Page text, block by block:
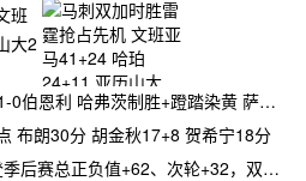
班
大2
恩利 哈弗茨制胜+蹬踏染黄 萨卡献助攻
布朗30分 胡金秋17+8 贺希宁18分
正负值+62、次轮+32，双数据领跑骑士全队